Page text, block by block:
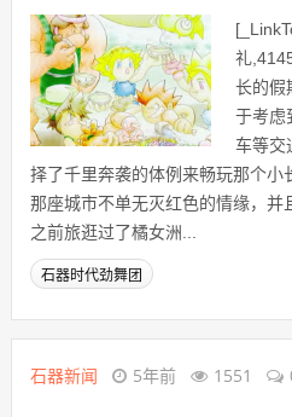
礼
长的假
于考虑
车等交
择了千里奔袭的体例来畅玩那个小
那座城市不单无灭红色的情缘，并
之前旅逛过了橘女洲...
石器时代劲舞团
石器新闻 5年前 1551